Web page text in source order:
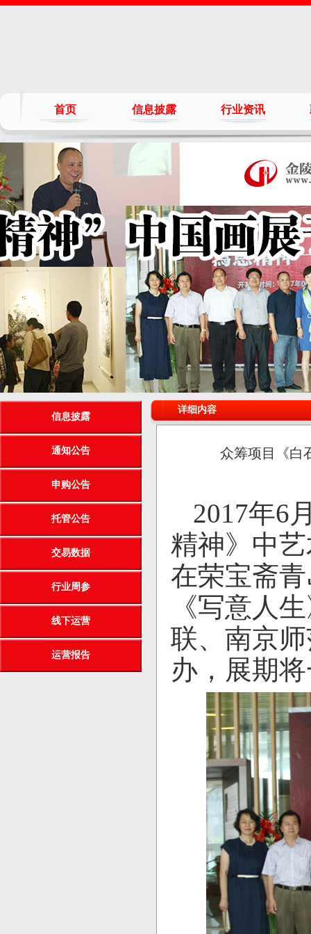
首页 信息披露 行业资讯
信息披露
通知公告
申购公告
托管公告
交易数据
行业周参
线下运营
运营报告
详细内容
众筹项目《白
2017年6
精神》中
在荣宝斋
《写意人
联、南京
办，展期